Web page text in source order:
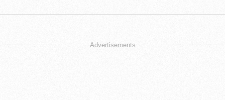
Advertisements